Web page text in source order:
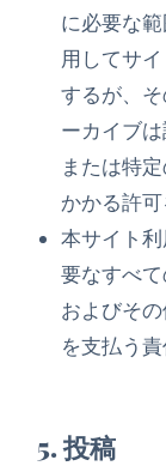
に必要な
用してサ
するが、
ーカイブ
または特
かかる許
本サイト
要なすべ
およびそ
を支払う責
5. 投稿